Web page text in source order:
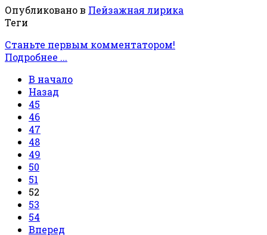
Опубликовано в Пейзажная лирика
Теги
Станьте первым комментатором!
Подробнее ...
В начало
Назад
45
46
47
48
49
50
51
52
53
54
Вперед